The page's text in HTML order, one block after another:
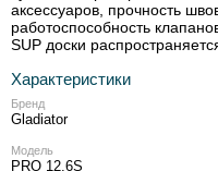
аксессуаров, прочность
работоспособность
SUP доски
Характеристики
Бренд
Gladiator
Модель
PRO 12.6S